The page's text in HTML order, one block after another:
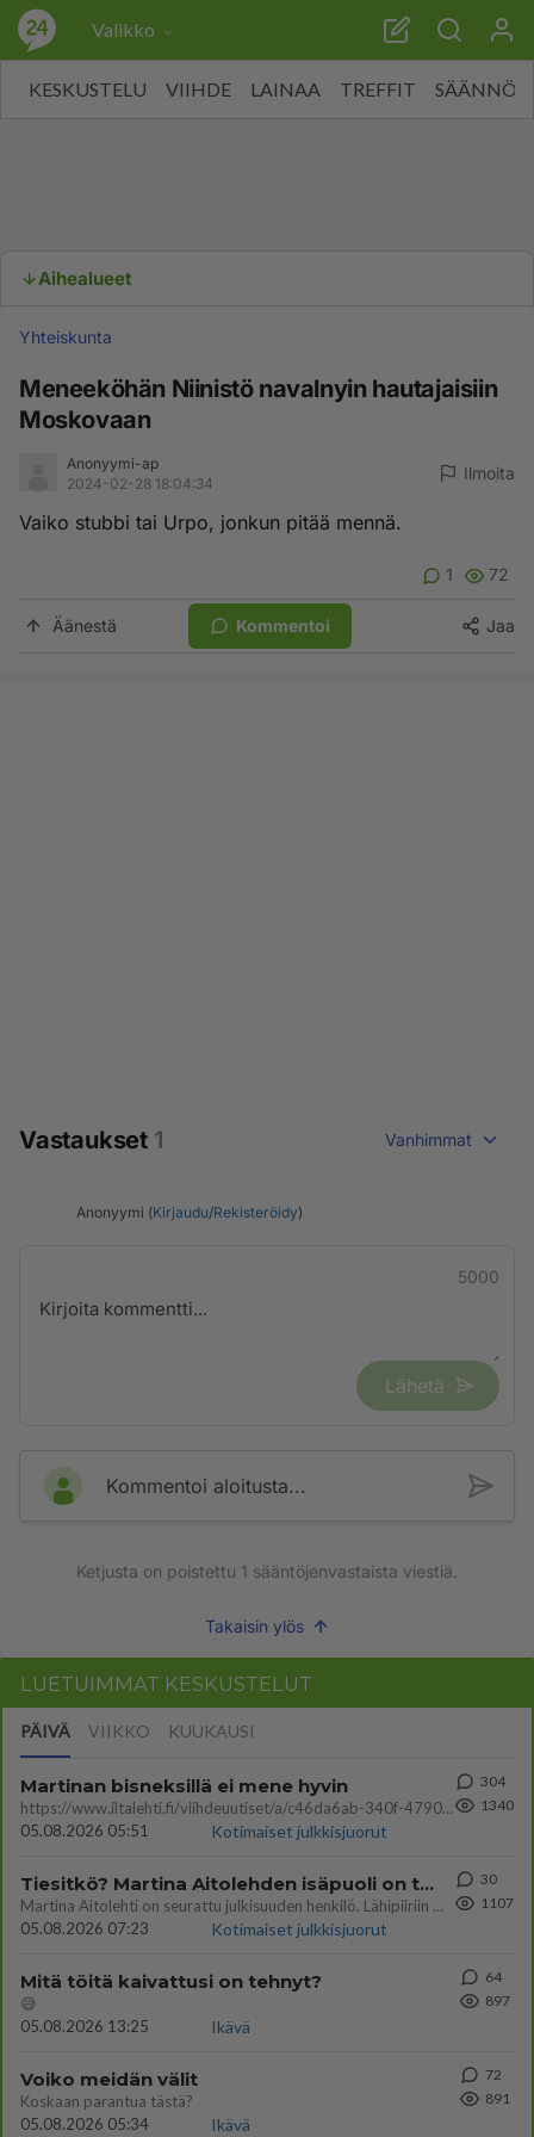
Valikko
KESKUSTELU VIIHDE LAINAA TREFFIT SÄÄNNÖT
Aihealueet
Yhteiskunta
Meneeköhän Niinistö navalnyin hautajaisiin
Moskovaan
Anonyymi-ap
2024-02-28 18:04:34
Ilmoita
Vaiko stubbi tai Urpo, jonkun pitää mennä.
1 72
Äänestä Kommentoi Jaa
Vastaukset 1 Vanhimmat
Anonyymi (Kirjaudu/Rekisteröidy)
5000
Lähetä
Kommentoi aloitusta...
Ketjusta on poistettu 1 sääntöjenvastaista viestiä.
Takaisin ylös
LUETUIMMAT KESKUSTELUT
PÄIVÄ VIIKKO KUUKAUSI
Martinan bisneksillä ei mene hyvin
https://www.iltalehti.fi/viihdeuutiset/a/c46da6ab-340f-4790-aaa7-0865eed2336 Yrityksen konkurssihakemus on tullut kärä
05.08.2026 05:51
Kotimaiset julkkisjuorut
304
1340
Tiesitkö? Martina Aitolehden isäpuoli on tämä suosittu laulaja
Martina Aitolehti on seurattu julkisuuden henkilö. Lähipiiriin mahtuu muitakin tunnettuja henkilöitä. Tiesitkö, että Ma
05.08.2026 07:23
Kotimaiset julkkisjuorut
30
1107
Mitä töitä kaivattusi on tehnyt?
😅
05.08.2026 13:25
Ikävä
64
897
Voiko meidän välit
Koskaan parantua tästä?
05.08.2026 05:34
Ikävä
72
891